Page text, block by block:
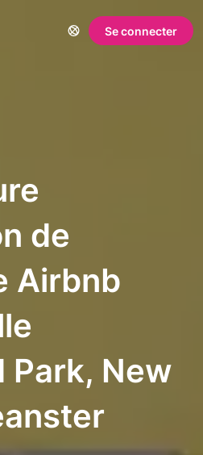
Se connecter
de
Airbnb
Park, New